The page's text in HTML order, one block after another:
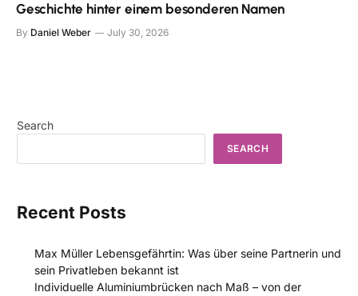
Geschichte hinter einem besonderen Namen
By Daniel Weber July 30, 2026
Search
SEARCH
Recent Posts
Max Müller Lebensgefährtin: Was über seine Partnerin und
sein Privatleben bekannt ist
Individuelle Aluminiumbrücken nach Maß – von der